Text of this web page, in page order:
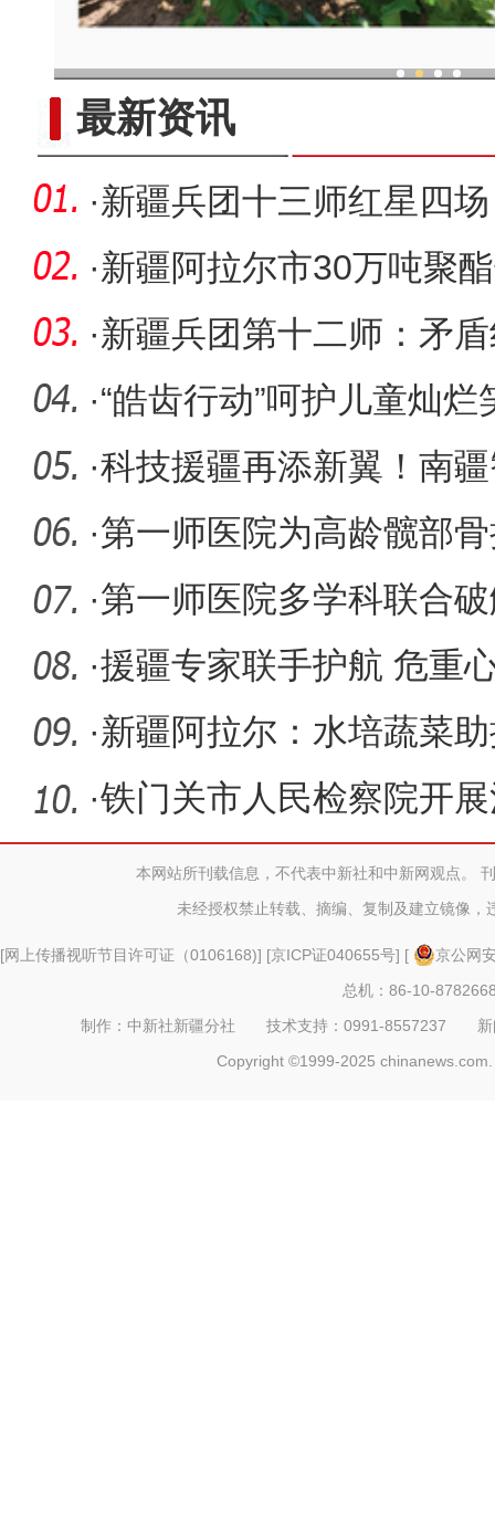
最新资讯
·新疆兵团十三师红星四
能企业发
·新疆阿拉尔市30万吨聚
纺织服装
·新疆兵团第十二师：矛
门”
·“皓齿行动”呵护儿童灿烂
·科技援疆再添新翼！南
第一师医
·第一师医院为高龄髋部
车道”
·第一师医院多学科联合
·援疆专家联手护航 危重
·新疆阿拉尔：水培蔬菜
·铁门关市人民检察院开
活动本网站所刊载信息，不代表中新社和中新网观点。
未经授权禁止转载、摘编、复制及建立镜像，
[网上传播视听节目许可证（0106168)] [京ICP证040655号] [
京公网
总机：86-10-
制作：中新社新疆分社 技术支持：0991-8557237
Copyright ©1999-2025